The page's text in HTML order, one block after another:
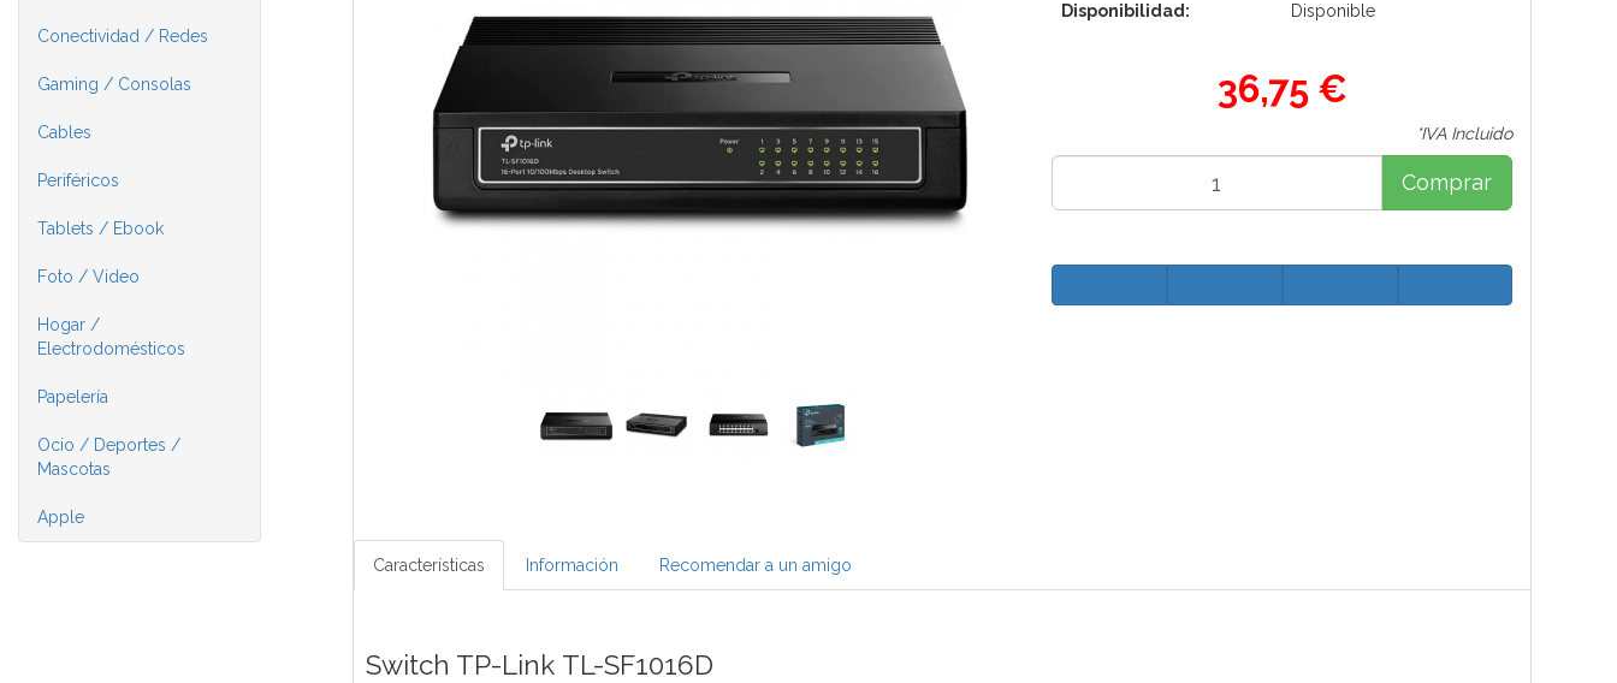
Conectividad / Redes
Gaming / Consolas
Cables
Periféricos
Tablets / Ebook
Foto / Video
Hogar /
Electrodomésticos
Papelería
Ocio / Deportes /
Mascotas
Apple
Disponibilidad: Disponible
36,75 €
*IVA Incluido
Comprar
Características Información Recomendar a un amigo
Switch TP-Link TL-SF1016D